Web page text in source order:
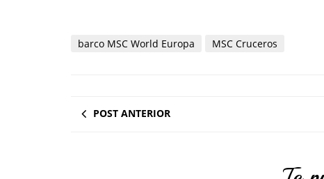
barco MSC World Europa MSC Cruceros
POST ANTERIOR